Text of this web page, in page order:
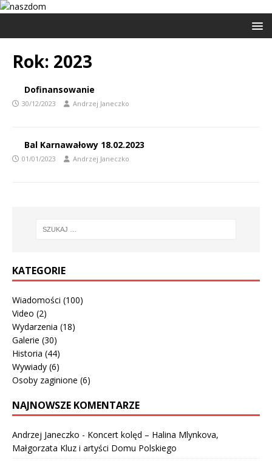
Rok: 2023
Dofinansowanie
30/12/2023 Andrzej Janeczko
Bal Karnawałowy 18.02.2023
01/01/2023 Andrzej Janeczko
KATEGORIE
Wiadomości (100)
Video (2)
Wydarzenia (18)
Galerie (30)
Historia (44)
Wywiady (6)
Osoby zaginione (6)
NAJNOWSZE KOMENTARZE
Andrzej Janeczko - Koncert kolęd – Halina Mlynkova,
Małgorzata Kluz i artyści Domu Polskiego